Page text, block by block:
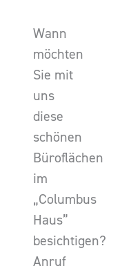
Wann
möchten
Sie mit
uns
diese
schönen
Büroflächen
im
„Columbus
Haus”
besichtigen?
Anruf